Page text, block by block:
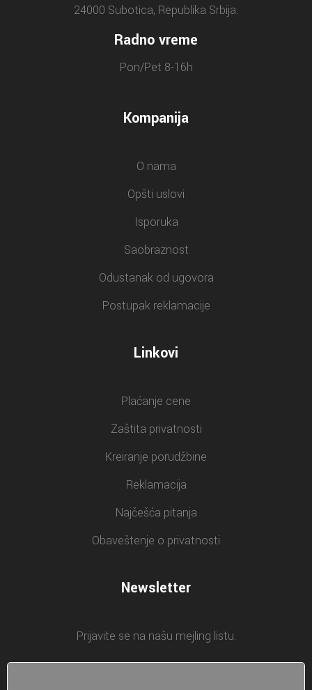
24000 Subotica, Republika Srbija.
Radno vreme
Pon/Pet 8-16h
Kompanija
O nama
Opšti uslovi
Isporuka
Saobraznost
Odustanak od ugovora
Postupak reklamacije
Linkovi
Plaćanje cene
Zaštita privatnosti
Kreiranje porudžbine
Reklamacija
Najčešća pitanja
Obaveštenje o privatnosti
Newsletter
Prijavite se na našu mejling listu.